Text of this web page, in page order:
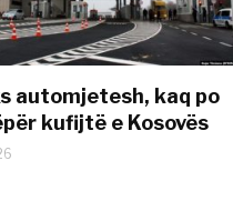
automjetesh, kaq po
kufijtë e Kosovës